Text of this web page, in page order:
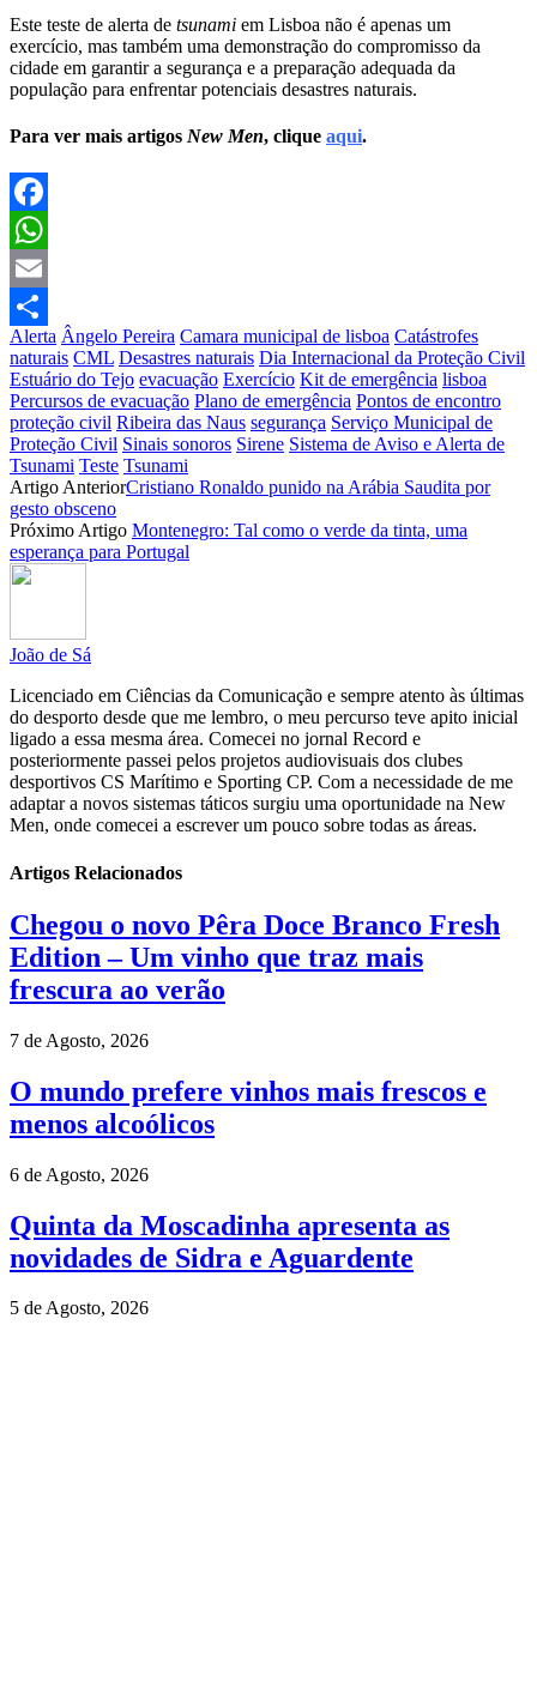
Este teste de alerta de tsunami em Lisboa não é apenas um
exercício, mas também uma demonstração do compromisso da
cidade em garantir a segurança e a preparação adequada da
população para enfrentar potenciais desastres naturais.
Para ver mais artigos New Men, clique aqui.
Facebook
WhatsApp
Email
Partilhar
Alerta Ângelo Pereira Camara municipal de lisboa Catástrofes
naturais CML Desastres naturais Dia Internacional da Proteção Civil
Estuário do Tejo evacuação Exercício Kit de emergência lisboa
Percursos de evacuação Plano de emergência Pontos de encontro
proteção civil Ribeira das Naus segurança Serviço Municipal de
Proteção Civil Sinais sonoros Sirene Sistema de Aviso e Alerta de
Tsunami Teste Tsunami
Artigo AnteriorCristiano Ronaldo punido na Arábia Saudita por
gesto obsceno
Próximo Artigo Montenegro: Tal como o verde da tinta, uma
esperança para Portugal
João de Sá
Licenciado em Ciências da Comunicação e sempre atento às últimas
do desporto desde que me lembro, o meu percurso teve apito inicial
ligado a essa mesma área. Comecei no jornal Record e
posteriormente passei pelos projetos audiovisuais dos clubes
desportivos CS Marítimo e Sporting CP. Com a necessidade de me
adaptar a novos sistemas táticos surgiu uma oportunidade na New
Men, onde comecei a escrever um pouco sobre todas as áreas.
Artigos Relacionados
Chegou o novo Pêra Doce Branco Fresh
Edition – Um vinho que traz mais
frescura ao verão
7 de Agosto, 2026
O mundo prefere vinhos mais frescos e
menos alcoólicos
6 de Agosto, 2026
Quinta da Moscadinha apresenta as
novidades de Sidra e Aguardente
5 de Agosto, 2026